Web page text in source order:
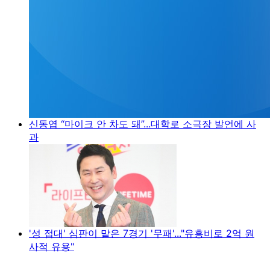
신동엽 “마이크 안 차도 돼”...대학로 소극장 발언에 사
과
'성 접대' 심판이 맡은 7경기 '무패'..."유흥비로 2억 원
사적 유용"